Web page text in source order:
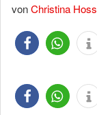
vonChristina Hoss